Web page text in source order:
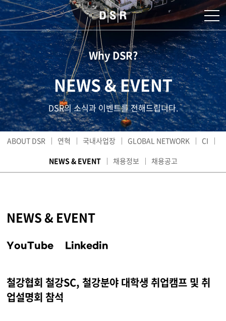
Why DSR?
NEWS & EVENT
DSR의 소식과 이벤트를 전해드립니다.
ABOUT DSR 연혁 국내사업장 GLOBAL NETWORK
CI
NEWS & EVENT
채용정보 채용공고
NEWS & EVENT
YouTube Linkedin
철강협회 철강SC, 철강분야 대학생 취업캠프 및 취
업설명회 참석